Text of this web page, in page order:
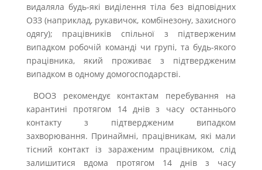
видаляла будь-які виділення тіла без відповідних
ОЗЗ (наприклад, рукавичок, комбінезону, захисного
одягу); працівників спільної з підтверженим
випадком робочій команді чи групі, та будь-якого
працівника, який проживає з підтвердженим
випадком в одному домогосподарстві.
ВООЗ рекомендує контактам перебування на
карантині протягом 14 днів з часу останнього
контакту з підтвердженим випадком
захворювання. Принаймні, працівникам, які мали
тісний контакт із зараженим працівником, слід
залишитися вдома протягом 14 днів з часу